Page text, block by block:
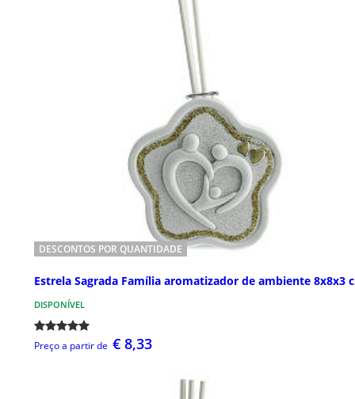
DESCONTOS POR QUANTIDADE
Estrela Sagrada Família aromatizador de ambiente 8x8x3
DISPONÍVEL
Preço a partir de € 8,33